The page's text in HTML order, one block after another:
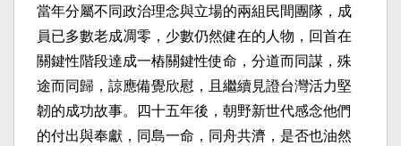
當年分屬不同政治理念與立場的兩組民間團隊，成
員已多數老成凋零，少數仍然健在的人物，回首在
關鍵性階段達成一樁關鍵性使命，分道而同謀，殊
途而同歸，諒應備覺欣慰，且繼續見證台灣活力堅
韌的成功故事。四十五年後，朝野新世代感念他們
的付出與奉獻，同島一命，同舟共濟，是否也油然